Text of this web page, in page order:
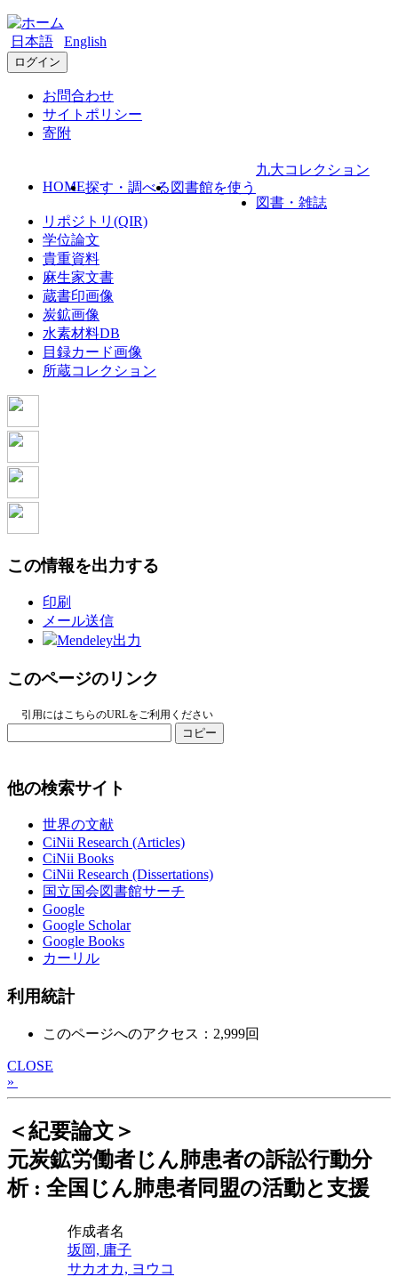
日本語 English
ログイン
お問合わせ
サイトポリシー
寄附
HOME探す・調べる 図書館を使う
九大コレクション
図書・雑誌
リポジトリ(QIR)
学位論文
貴重資料
麻生家文書
蔵書印画像
炭鉱画像
水素材料DB
目録カード画像
所蔵コレクション
この情報を出力する
印刷
メール送信
Mendeley出力
このページのリンク
引用にはこちらのURLをご利用ください
コピー
他の検索サイト
世界の文献
CiNii Research (Articles)
CiNii Books
CiNii Research (Dissertations)
国立国会図書館サーチ
Google
Google Scholar
Google Books
カーリル
利用統計
このページへのアクセス：2,999回
CLOSE
»
＜紀要論文＞
元炭鉱労働者じん肺患者の訴訟行動分
析 : 全国じん肺患者同盟の活動と支援
作成者名
坂岡, 庸子
サカオカ, ヨウコ